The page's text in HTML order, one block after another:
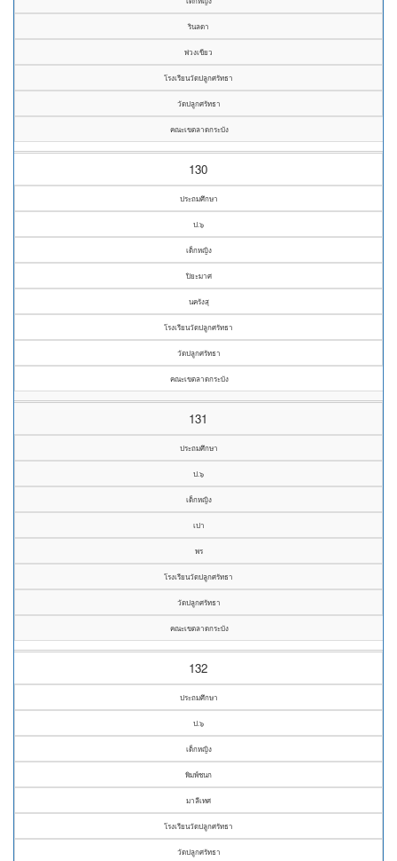
รินลดา
พ่วงเขียว
โรงเรียนวัดปลูกศรัทธา
วัดปลูกศรัทธา
คณะเขตลาดกระบัง
130
ประถมศึกษา
ป.๖
เด็กหญิง
ปิยะมาศ
นครังสุ
โรงเรียนวัดปลูกศรัทธา
วัดปลูกศรัทธา
คณะเขตลาดกระบัง
131
ประถมศึกษา
ป.๖
เด็กหญิง
เปา
พร
โรงเรียนวัดปลูกศรัทธา
วัดปลูกศรัทธา
คณะเขตลาดกระบัง
132
ประถมศึกษา
ป.๖
เด็กหญิง
พิมพ์ชนก
มาลีเทศ
โรงเรียนวัดปลูกศรัทธา
วัดปลูกศรัทธา